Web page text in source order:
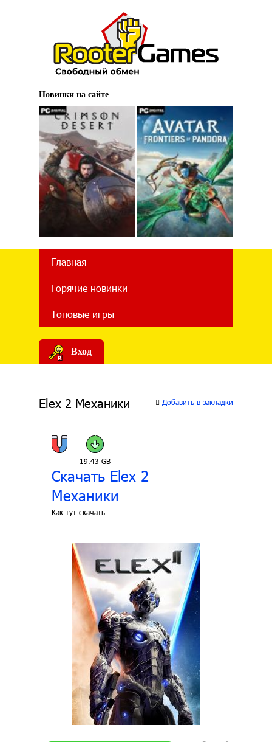
Новинки на сайте
Главная
Горячие новинки
Топовые игры
Вход
Elex 2 Механики Добавить в закладки
19.43 GB
Скачать Elex 2
Механики
Как тут скачать